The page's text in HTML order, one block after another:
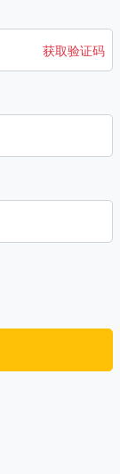
获取验证码